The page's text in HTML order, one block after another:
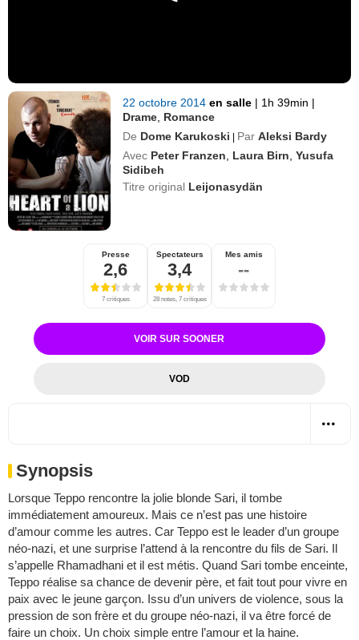
22 octobre 2014en salle | 1h 39min |
Drame Romance
De Dome Karukoski | Par Aleksi Bardy
Avec Peter Franzen Laura Birn ,Yusufa
Sidibeh
Titre original Leijonasydän
Presse
2,6
7 critiques
Spectateurs
3,4
28 notes, 7 critiques
Mes amis
--
VOIR SUR SOONER
VOD
Synopsis
Lorsque Teppo rencontre la jolie blonde Sari, il tombe
immédiatement amoureux. Mais ce n’est pas une histoire
d’amour comme les autres. Car Teppo est le leader d’un groupe
néo-nazi, et une surprise l’attend à la rencontre du fils de Sari. Il
s’appelle Rhamadhani et il est métis. Quand Sari tombe enceinte,
Teppo réalise sa chance de devenir père, et fait tout pour vivre en
paix avec le jeune garçon. Issu d’un univers de violence, sous la
pression de son frère et du groupe néo-nazi, il va être forcé de
faire un choix. Un choix simple entre l’amour et la haine.